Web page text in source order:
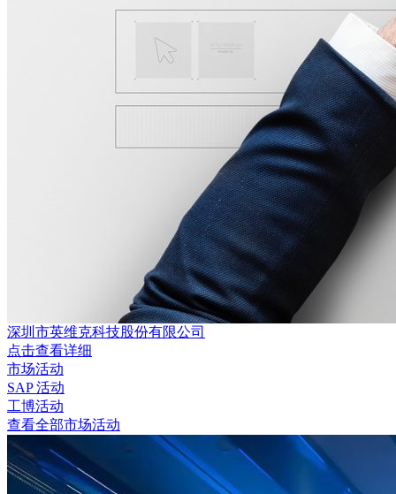
深圳市英维克科技股份有限公司
点击查看详细
市场活动
SAP 活动
工博活动
查看全部市场活动